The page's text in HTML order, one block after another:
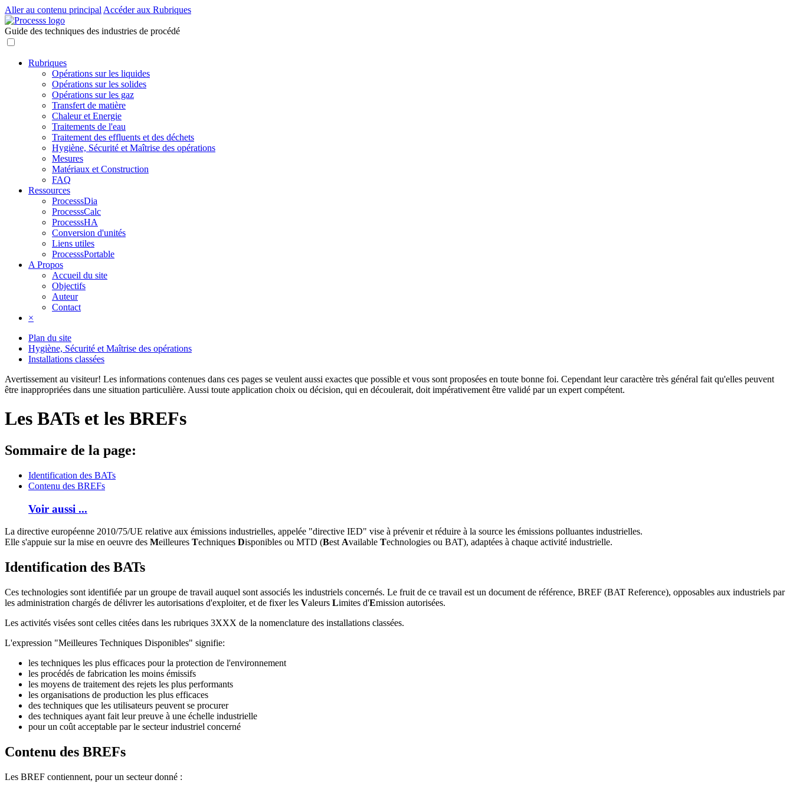
Aller au contenu principal Accéder aux Rubriques
Guide des techniques des industries de procédé
Rubriques
Opérations sur les liquides
Opérations sur les solides
Opérations sur les gaz
Transfert de matière
Chaleur et Energie
Traitements de l'eau
Traitement des effluents et des déchets
Hygiène, Sécurité et Maîtrise des opérations
Mesures
Matériaux et Construction
FAQ
Ressources
ProcesssDia
ProcesssCalc
ProcesssHA
Conversion d'unités
Liens utiles
ProcesssPortable
A Propos
Accueil du site
Objectifs
Auteur
Contact
×
Plan du site
Hygiène, Sécurité et Maîtrise des opérations
Installations classées
Avertissement au visiteur! Les informations contenues dans ces pages se veulent aussi exactes que possible et vous sont proposées en toute bonne foi. Cependant leur caractère très général fait qu'elles peuvent
être inappropriées dans une situation particulière. Aussi toute application choix ou décision, qui en découlerait, doit impérativement être validé par un expert compétent.
Les BATs et les BREFs
Sommaire de la page:
Identification des BATs
Contenu des BREFs
Voir aussi ...
La directive européenne 2010/75/UE relative aux émissions industrielles, appelée "directive IED" vise à prévenir et réduire à la source les émissions polluantes industrielles.
Elle s'appuie sur la mise en oeuvre des Meilleures Techniques Disponibles ou MTD (Best Available Technologies ou BAT), adaptées à chaque activité industrielle.
Identification des BATs
Ces technologies sont identifiée par un groupe de travail auquel sont associés les industriels concernés. Le fruit de ce travail est un document de référence, BREF (BAT Reference), opposables aux industriels par
les administration chargés de délivrer les autorisations d'exploiter, et de fixer les Valeurs Limites d'Emission autorisées.
Les activités visées sont celles citées dans les rubriques 3XXX de la nomenclature des installations classées.
L'expression "Meilleures Techniques Disponibles" signifie:
les techniques les plus efficaces pour la protection de l'environnement
les procédés de fabrication les moins émissifs
les moyens de traitement des rejets les plus performants
les organisations de production les plus efficaces
des techniques que les utilisateurs peuvent se procurer
des techniques ayant fait leur preuve à une échelle industrielle
pour un coût acceptable par le secteur industriel concerné
Contenu des BREFs
Les BREF contiennent, pour un secteur donné :